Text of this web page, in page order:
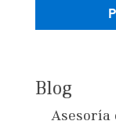
Blog
Asesoría